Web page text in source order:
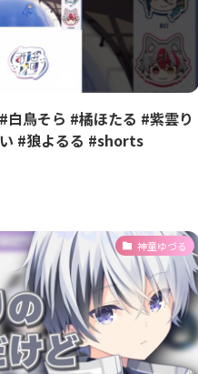
鳥そら #橘ほたる #紫雲り
#狼よるる #shorts
神童ゆづる